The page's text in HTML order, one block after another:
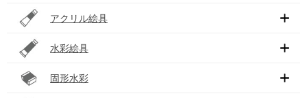
アクリル絵具
水彩絵具
固形水彩